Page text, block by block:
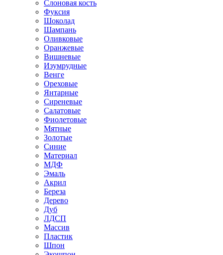
Слоновая кость
Фуксия
Шоколад
Шампань
Оливковые
Оранжевые
Вишневые
Изумрудные
Венге
Ореховые
Янтарные
Сиреневые
Салатовые
Фиолетовые
Мятные
Золотые
Синие
Материал
МДФ
Эмаль
Акрил
Береза
Дерево
Дуб
ЛДСП
Массив
Пластик
Шпон